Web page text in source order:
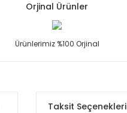
Orjinal Ürünler
Ürünlerimiz %100 Orjinal
Taksit Seçenekleri